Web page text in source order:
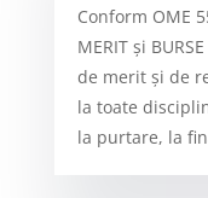
Conform OME
MERIT și
de merit și de
la toate
la purtare, la